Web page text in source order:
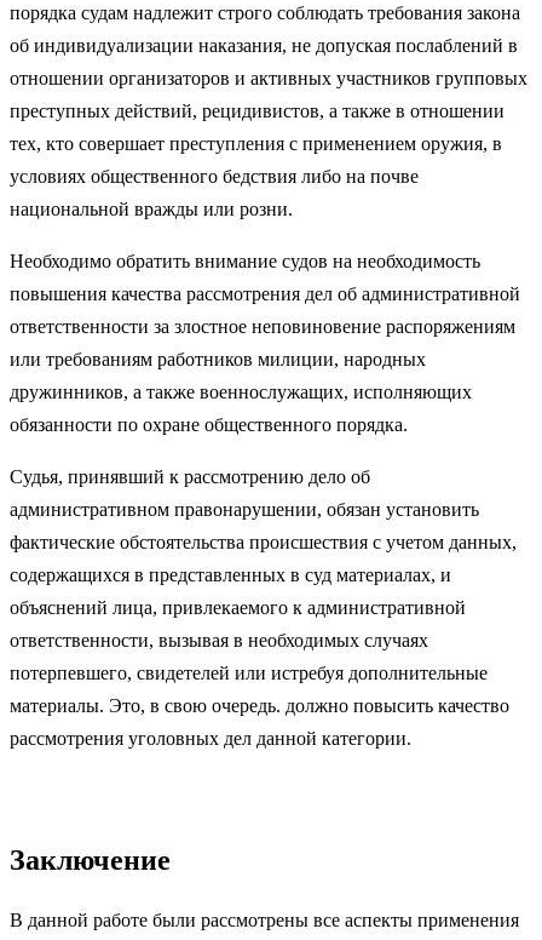
порядка судам надлежит строго соблюдать требования закона
об индивидуализации наказания, не допуская послаблений в
отношении организаторов и активных участников групповых
преступных действий, рецидивистов, а также в отношении
тех, кто совершает преступления с применением оружия, в
условиях общественного бедствия либо на почве
национальной вражды или розни.
Необходимо обратить внимание судов на необходимость
повышения качества рассмотрения дел об административной
ответственности за злостное неповиновение распоряжениям
или требованиям работников милиции, народных
дружинников, а также военнослужащих, исполняющих
обязанности по охране общественного порядка.
Судья, принявший к рассмотрению дело об
административном правонарушении, обязан установить
фактические обстоятельства происшествия с учетом данных,
содержащихся в представленных в суд материалах, и
объяснений лица, привлекаемого к административной
ответственности, вызывая в необходимых случаях
потерпевшего, свидетелей или истребуя дополнительные
материалы. Это, в свою очередь. должно повысить качество
рассмотрения уголовных дел данной категории.
Заключение
В данной работе были рассмотрены все аспекты применения